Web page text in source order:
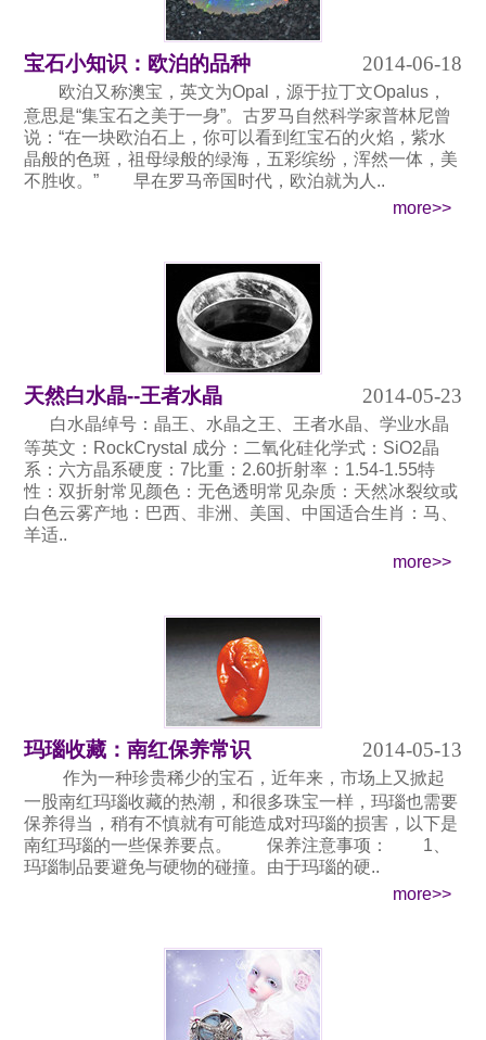
2014-06-18
宝石小知识：欧泊的品种
欧泊又称澳宝，英文为Opal，源于拉丁文Opalus，
意思是“集宝石之美于一身”。古罗马自然科学家普林尼曾
说：“在一块欧泊石上，你可以看到红宝石的火焰，紫水
晶般的色斑，祖母绿般的绿海，五彩缤纷，浑然一体，美
不胜收。” 早在罗马帝国时代，欧泊就为人..
more>>
2014-05-23
天然白水晶--王者水晶
白水晶绰号：晶王、水晶之王、王者水晶、学业水晶
等英文：RockCrystal 成分：二氧化硅化学式：SiO2晶
系：六方晶系硬度：7比重：2.60折射率：1.54-1.55特
性：双折射常见颜色：无色透明常见杂质：天然冰裂纹或
白色云雾产地：巴西、非洲、美国、中国适合生肖：马、
羊适..
more>>
2014-05-13
玛瑙收藏：南红保养常识
作为一种珍贵稀少的宝石，近年来，市场上又掀起
一股南红玛瑙收藏的热潮，和很多珠宝一样，玛瑙也需要
保养得当，稍有不慎就有可能造成对玛瑙的损害，以下是
南红玛瑙的一些保养要点。 保养注意事项： 1、
玛瑙制品要避免与硬物的碰撞。由于玛瑙的硬..
more>>